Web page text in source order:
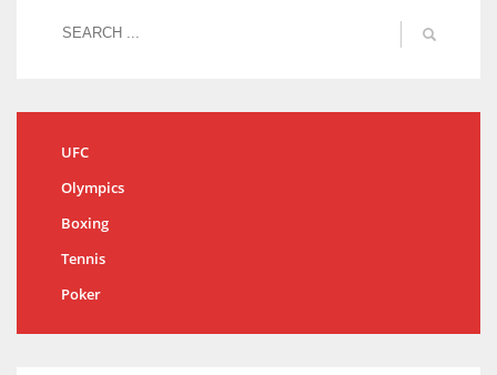
UFC
Olympics
Boxing
Tennis
Poker